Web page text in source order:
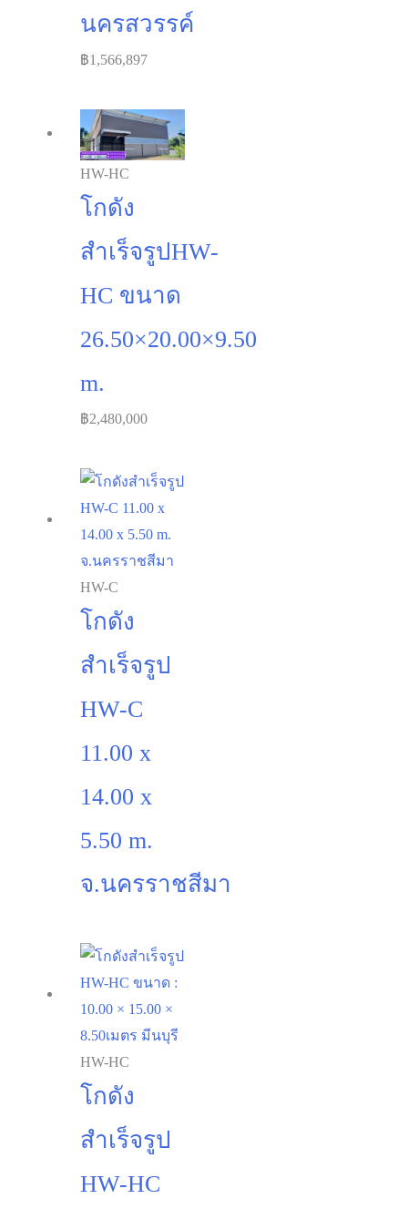
นครสวรรค์
฿1,566,897
HW-HC
โกดัง
สำเร็จรูปHW-
HC ขนาด
26.50×20.00×9.50
m.
฿2,480,000
HW-C
โกดัง
สำเร็จรูป
HW-C
11.00 x
14.00 x
5.50 m.
จ.นครราชสีมา
HW-HC
โกดัง
สำเร็จรูป
HW-HC